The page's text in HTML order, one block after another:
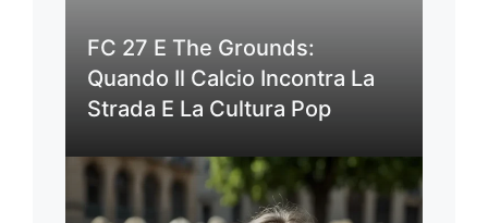
FC 27 E The Grounds:
Quando Il Calcio Incontra La
Strada E La Cultura Pop